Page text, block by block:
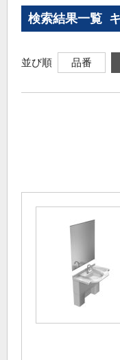
検索結果一覧
並び順 品番